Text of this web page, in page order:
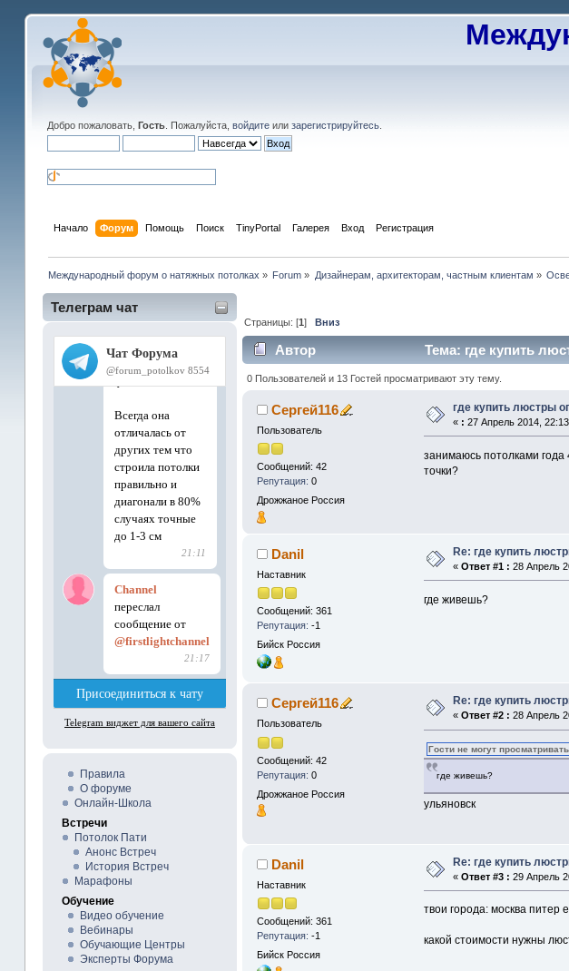
Добро пожаловать, Гость. Пожалуйста, войдитеили зарегистрируйтесь.
Начало Форум Помощь Поиск TinyPortal Галерея Вход Регистрация
Международный форум о натяжных потолках » Forum » Дизайнерам, архитекторам, частным клиентам »
Телеграм чат
Правила
О форуме
Онлайн-Школа
Встречи
Потолок Пати
Анонс Встреч
История Встреч
Марафоны
Обучение
Видео обучение
Вебинары
Обучающие Центры
Эксперты Форума
Страницы: [1]Вниз
Автор Тема: где купить
0 Пользователей и 13 Гостей просматривают эту тему.
Сергей116
Пользователь
Сообщений: 42
Репутация: 0
Дрожжаное Россия
где купить люстры
« : 27 Апрель 2014,
занимаюсь потолками года
точки?
Danil
Наставник
Сообщений: 361
Репутация: -1
Бийск Россия
Re: где купить
« Ответ #1 : 28 Апрель
где живешь?
Сергей116
Пользователь
Сообщений: 42
Репутация: 0
Дрожжаное Россия
Re: где купить
« Ответ #2 : 28 Апрель
Гости не могут
где живешь?
ульяновск
Danil
Наставник
Сообщений: 361
Репутация: -1
Бийск Россия
Re: где купить
« Ответ #3 : 29 Апрель
твои города: москва питер
какой стоимости нужны